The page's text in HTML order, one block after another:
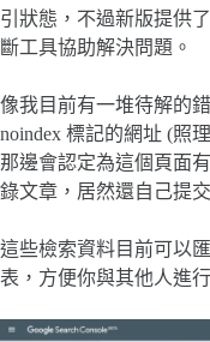
引狀態，不過新版提供
斷工具協助解決問題。
像我目前有一堆待解的
noindex 標記的網址 (照
那邊會認定為這個頁面
錄文章，居然還自己提
這些檢索資料目前可以
表，方便你與其他人進